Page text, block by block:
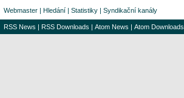
Webmaster | Hledání | Statistiky | Syndikační kanály
RSS News | RSS Downloads | Atom News | Atom Downloads